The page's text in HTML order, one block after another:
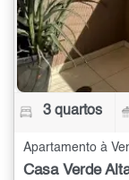
3 quartos
Apartamento à
Casa Verde